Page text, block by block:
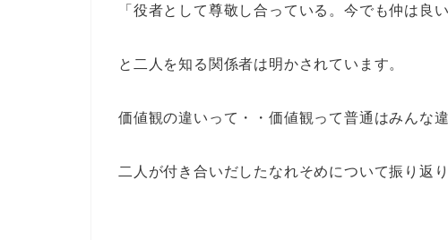
「役者として尊敬し合っている。今でも仲は良
と二人を知る関係者は明かされています。
価値観の違いって・・価値観って普通はみんな
二人が付き合いだしたなれそめについて振り返